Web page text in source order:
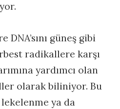
güneş gibi
radikallere karşı
yardımcı olan
olarak biliniyor. Bu
ya da